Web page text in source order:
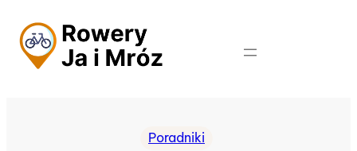
do
treści
Poradniki